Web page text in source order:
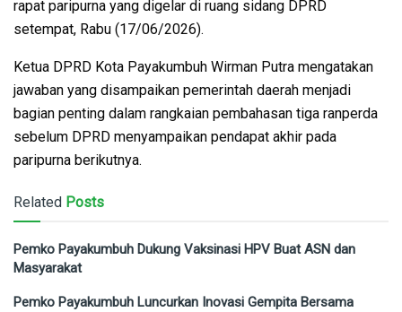
rapat paripurna yang digelar di ruang sidang DPRD
setempat, Rabu (17/06/2026).
Ketua DPRD Kota Payakumbuh Wirman Putra mengatakan
jawaban yang disampaikan pemerintah daerah menjadi
bagian penting dalam rangkaian pembahasan tiga ranperda
sebelum DPRD menyampaikan pendapat akhir pada
paripurna berikutnya.
Related Posts
Pemko Payakumbuh Dukung Vaksinasi HPV Buat ASN dan
Masyarakat
Pemko Payakumbuh Luncurkan Inovasi Gempita Bersama